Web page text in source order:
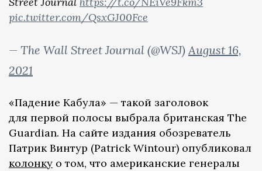
pic.twitter.com/QsxGJ00Fce
— The Wall Street Journal (@WSJ)August 16,
2021
«Падение Кабула» — такой заголовок
для первой полосы выбрала британская The
Guardian. На сайте издания обозреватель
Патрик Винтур (Patrick Wintour) опубликовал
колонку о том, что американские генералы